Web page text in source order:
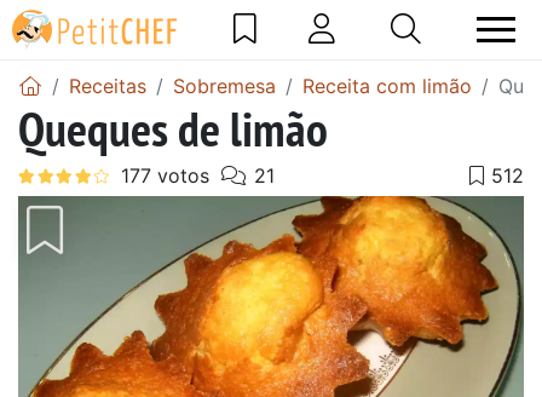
Receitas Sobremesa Receita com limão
Queques de limão